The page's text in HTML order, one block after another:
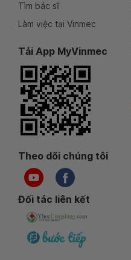
Tìm bác sĩ
Làm việc tại Vinmec
Tải App MyVinmec
Theo dõi chúng tôi
Đối tác liên kết